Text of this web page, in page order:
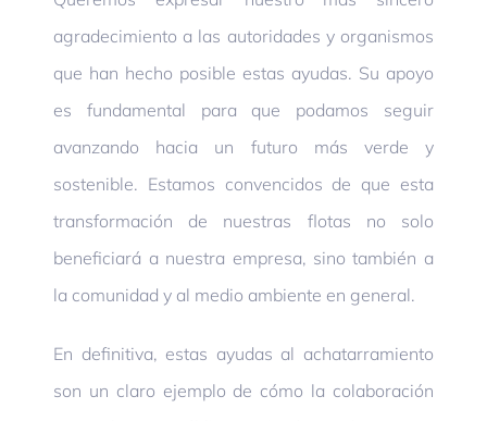
agradecimiento a las autoridades y organismos
que han hecho posible estas ayudas. Su apoyo
es fundamental para que podamos seguir
avanzando hacia un futuro más verde y
sostenible. Estamos convencidos de que esta
transformación de nuestras flotas no solo
beneficiará a nuestra empresa, sino también a
la comunidad y al medio ambiente en general.
En definitiva, estas ayudas al achatarramiento
son un claro ejemplo de cómo la colaboración